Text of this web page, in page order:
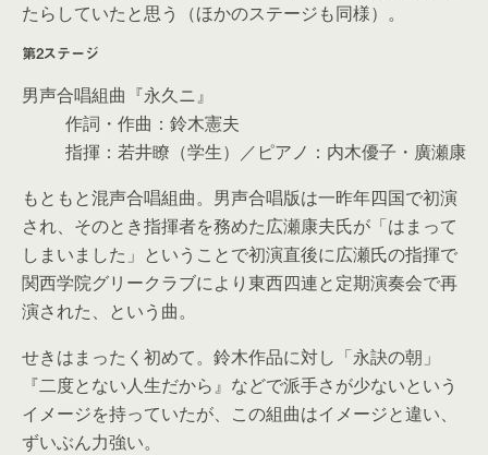
たらしていたと思う（ほかのステージも同様）。
第2ステージ
男声合唱組曲『永久ニ』
作詞・作曲：鈴木憲夫
指揮：若井瞭（学生）／ピアノ：内木優子・廣瀬康
もともと混声合唱組曲。男声合唱版は一昨年四国で初演
され、そのとき指揮者を務めた広瀬康夫氏が「はまって
しまいました」ということで初演直後に広瀬氏の指揮で
関西学院グリークラブにより東西四連と定期演奏会で再
演された、という曲。
せきはまったく初めて。鈴木作品に対し「永訣の朝」
『二度とない人生だから』などで派手さが少ないという
イメージを持っていたが、この組曲はイメージと違い、
ずいぶん力強い。